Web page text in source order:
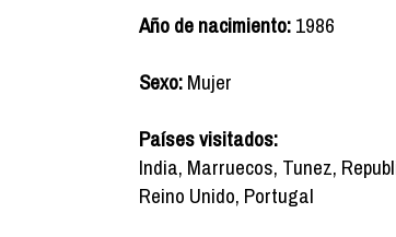
Año de nacimiento:1986
Sexo:Mujer
Países visitados:
India, Marruecos, Tunez,
Reino Unido, Portugal